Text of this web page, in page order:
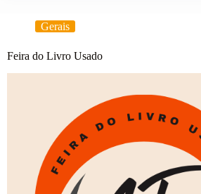
Visitam
Laboratórios
Escola
Gerais
Feira do Livro Usado